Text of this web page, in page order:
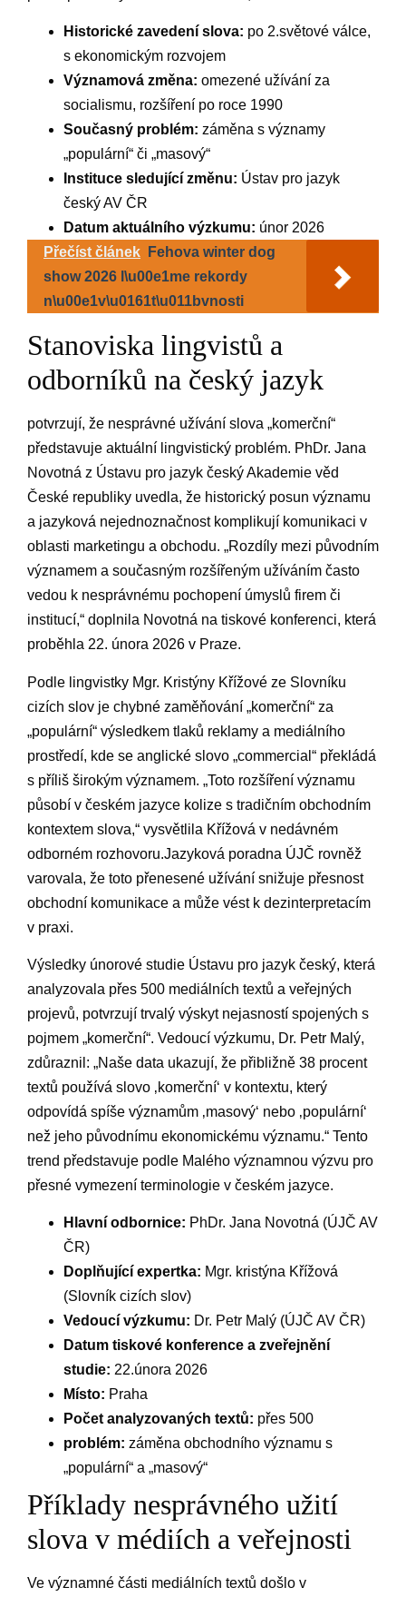
Historické zavedení slova: po ⁣2.světové válce,
s ekonomickým rozvojem
Významová změna: omezené užívání‌ za
socialismu, rozšíření po roce 1990
Současný‍ problém: záměna s významy‌
„populární“ či „masový“
Instituce sledující změnu: ​Ústav pro jazyk
český AV ČR
Datum aktuálního výzkumu: únor 2026
Přečíst článek
Fehova winter dog
show 2026 l\u00e1me rekordy
n\u00e1v\u0161t\u011bvnosti
Stanoviska lingvistů a
odborníků na český jazyk
potvrzují, že nesprávné užívání slova „komerční“
představuje‌ aktuální⁤ lingvistický problém. ‍PhDr. Jana
Novotná⁢ z Ústavu pro jazyk český Akademie věd
České republiky uvedla, že historický posun významu
a jazyková nejednoznačnost komplikují komunikaci v
oblasti marketingu a obchodu. „Rozdíly mezi původním
významem a současným rozšířeným užíváním často​
vedou k⁢ nesprávnému pochopení úmyslů firem či
institucí,“ ​doplnila Novotná na tiskové ‍konferenci, která
proběhla 22. února 2026 v Praze. ​
Podle lingvistky Mgr. Kristýny Křížové ze Slovníku
cizích slov ⁤je chybné zaměňování „komerční“ ​za
„populární“ výsledkem tlaků reklamy a mediálního‌
prostředí, kde se anglické slovo „commercial“ překládá
s příliš širokým významem. „Toto rozšíření významu
působí v českém ⁣jazyce kolize s tradičním obchodním
kontextem slova,“⁣ vysvětlila Křížová v nedávném⁢
odborném rozhovoru.Jazyková poradna ÚJČ rovněž
varovala, že toto přenesené užívání snižuje přesnost
obchodní⁢ komunikace a může vést k dezinterpretacím
v praxi.
Výsledky únorové studie Ústavu pro jazyk ⁤český, která
analyzovala ⁢přes 500 mediálních textů‍ a⁢ veřejných
projevů, potvrzují trvalý ​výskyt nejasností spojených⁣ s
pojmem „komerční“. Vedoucí výzkumu, Dr. Petr Malý,
zdůraznil: „Naše data ukazují, že přibližně​ 38 procent
textů používá slovo ‚komerční‘ ⁢v kontextu, který
odpovídá⁤ spíše významům ‚masový‘ nebo ‚populární‘
než⁣ jeho původnímu ekonomickému významu.“ Tento
trend představuje podle Malého významnou výzvu ⁤pro
přesné vymezení terminologie v českém jazyce.
Hlavní odbornice: PhDr. Jana Novotná ⁣(ÚJČ AV
ČR)
Doplňující⁤ expertka: Mgr. kristýna Křížová
(Slovník cizích slov)
Vedoucí ⁣výzkumu: Dr. Petr⁤ Malý (ÚJČ AV ČR)
Datum tiskové konference a zveřejnění
studie: 22.února 2026
Místo: Praha
Počet‌ analyzovaných⁤ textů: přes 500
problém: záměna obchodního významu s
„populární“ a „masový“
Příklady nesprávného ⁤užití
⁤slova ‌v médiích a veřejnosti
Ve významné části mediálních textů došlo v